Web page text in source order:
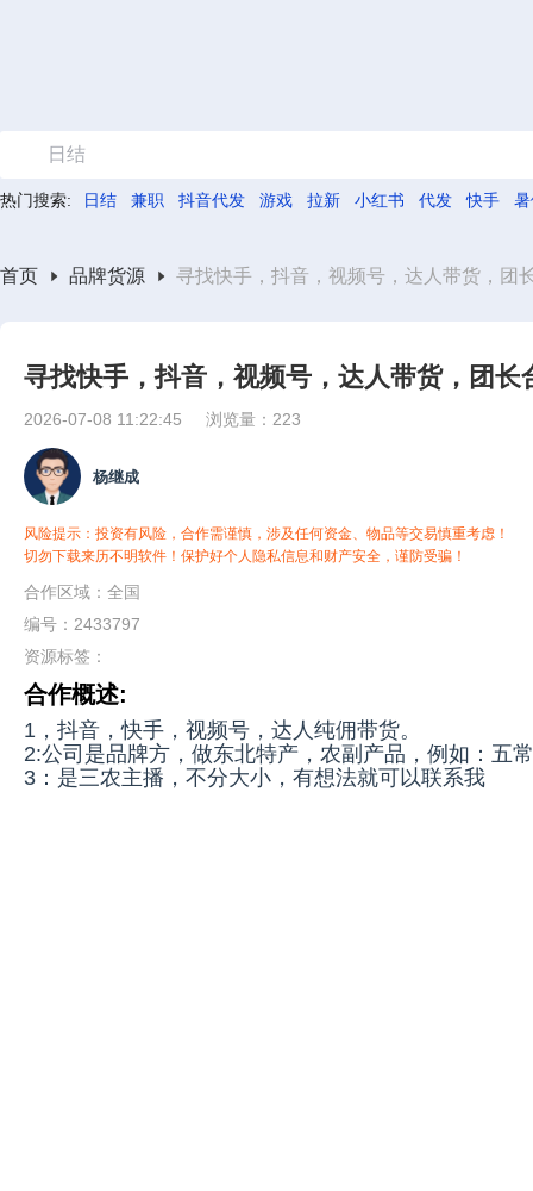
日结
热门搜索: 日结 兼职 抖音代发 游戏 拉新 小红书 代发 快手
首页 品牌货源 寻找快手，抖音，视频号，达人带货，团
寻找快手，抖音，视频号，达人带货，团长
2026-07-08 11:22:45 浏览量：223
杨继成
风险提示：投资有风险，合作需谨慎，涉及任何资金、物品等交易慎重考虑！
切勿下载来历不明软件！保护好个人隐私信息和财产安全，谨防受骗！
合作区域：全国
编号：2433797
资源标签：
合作概述:
1，抖音，快手，视频号，达人纯佣带货。
2:公司是品牌方，做东北特产，农副产品，例如：五
3：是三农主播，不分大小，有想法就可以联系我